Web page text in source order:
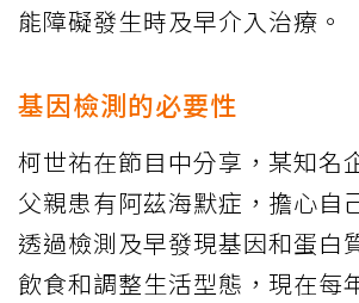
能障礙發生時及早介入治療。
基因檢測的必要性
柯世祐在節目中分享，某知名
父親患有阿茲海默症，擔心自
透過檢測及早發現基因和蛋白
飲食和調整生活型態，現在每